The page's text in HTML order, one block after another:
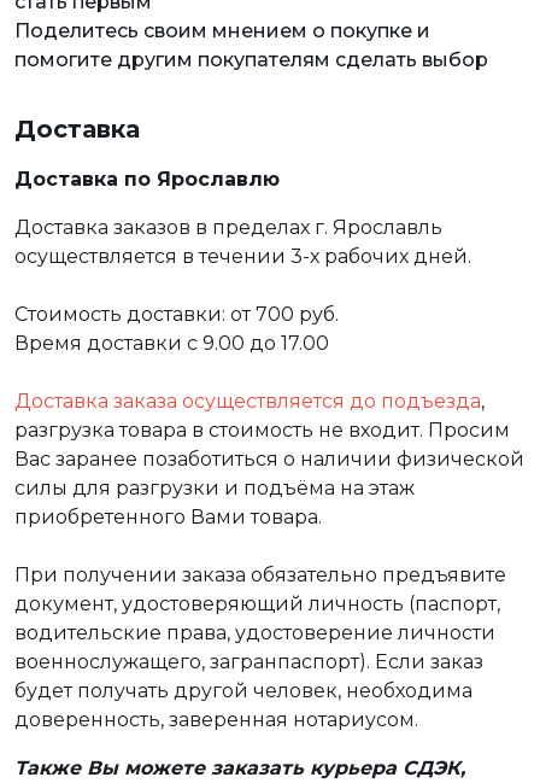
Поделитесь своим мнением о покупке и
помогите другим покупателям сделать выбор
Доставка
Доставка по Ярославлю
Доставка заказов в пределах г. Ярославль
осуществляется в течении 3-х рабочих дней.
Стоимость доставки: от 700 руб.
Время доставки с 9.00 до 17.00
Доставка заказа осуществляется до подъезда,
разгрузка товара в стоимость не входит. Просим
Вас заранее позаботиться о наличии физической
силы для разгрузки и подъёма на этаж
приобретенного Вами товара.
При получении заказа обязательно предъявите
документ, удостоверяющий личность (паспорт,
водительские права, удостоверение личности
военнослужащего, загранпаспорт). Если заказ
будет получать другой человек, необходима
доверенность, заверенная нотариусом.
Также Вы можете заказать курьера СДЭК,